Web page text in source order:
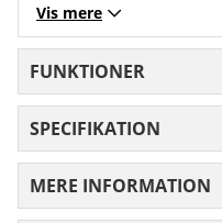
Vis mere
FUNKTIONER
SPECIFIKATION
MERE INFORMATION